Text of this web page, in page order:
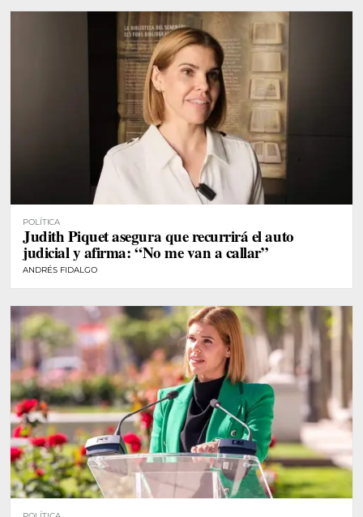
POLÍTICA
Judith Piquet asegura que recurrirá el auto
judicial y afirma: “No me van a callar”
ANDRÉS FIDALGO